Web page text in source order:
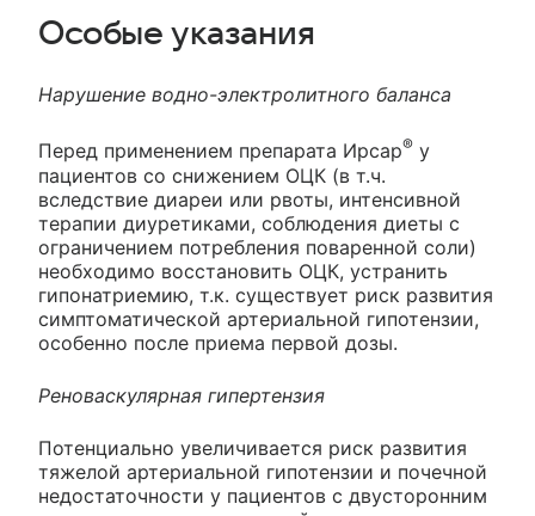
Особые указания
Нарушение водно-электролитного баланса
Перед применением препарата Ирсар® у
пациентов со снижением ОЦК (в т.ч.
вследствие диареи или рвоты, интенсивной
терапии диуретиками, соблюдения диеты с
ограничением потребления поваренной соли)
необходимо восстановить ОЦК, устранить
гипонатриемию, т.к. существует риск развития
симптоматической артериальной гипотензии,
особенно после приема первой дозы.
Реноваскулярная гипертензия
Потенциально увеличивается риск развития
тяжелой артериальной гипотензии и почечной
недостаточности у пациентов с двусторонним